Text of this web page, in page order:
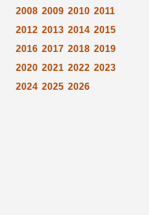
2008 2009 2010 2011
2012 2013 2014 2015
2016 2017 2018 2019
2020 2021 2022 2023
2024 2025 2026